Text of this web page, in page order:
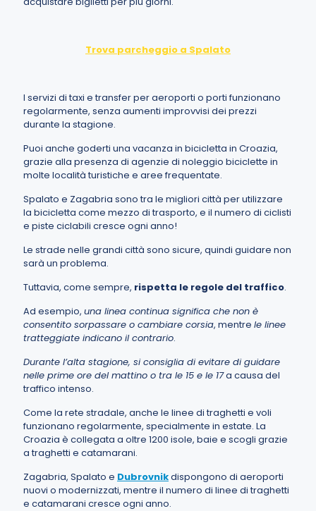
Trova parcheggio a Spalato
I servizi di taxi e transfer per aeroporti o porti funzionano
regolarmente, senza aumenti improvvisi dei prezzi
durante la stagione.
Puoi anche goderti una vacanza in bicicletta in Croazia,
grazie alla presenza di agenzie di noleggio biciclette in
molte località turistiche e aree frequentate.
Spalato e Zagabria sono tra le migliori città per utilizzare
la bicicletta come mezzo di trasporto, e il numero di ciclisti
e piste ciclabili cresce ogni anno!
Le strade nelle grandi città sono sicure, quindi guidare non
sarà un problema.
Tuttavia, come sempre, rispetta le regole del traffico.
Ad esempio, una linea continua significa che non è
consentito sorpassare o cambiare corsia, mentre le linee
tratteggiate indicano il contrario.
Durante l’alta stagione, si consiglia di evitare di guidare
nelle prime ore del mattino o tra le 15 e le 17a causa del
traffico intenso.
Come la rete stradale, anche le linee di traghetti e voli
funzionano regolarmente, specialmente in estate. La
Croazia è collegata a oltre 1200 isole, baie e scogli grazie
a traghetti e catamarani.
Zagabria, Spalato e Dubrovnikdispongono di aeroporti
nuovi o modernizzati, mentre il numero di linee di traghetti
e catamarani cresce ogni anno.